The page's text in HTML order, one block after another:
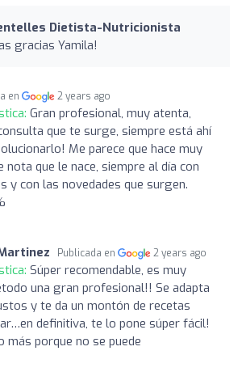
Dietista-Nutricionista
gracias Yamila!
en 2 years ago
Gran profesional, muy atenta,
que te surge, siempre está ahí
Me parece que hace muy
nota que le nace, siempre al día con
y con las novedades que surgen.
Publicada en 2 years ago
Súper recomendable, es muy
una gran profesional!! Se adapta
y te da un montón de recetas
definitiva, te lo pone súper fácil!
porque no se puede